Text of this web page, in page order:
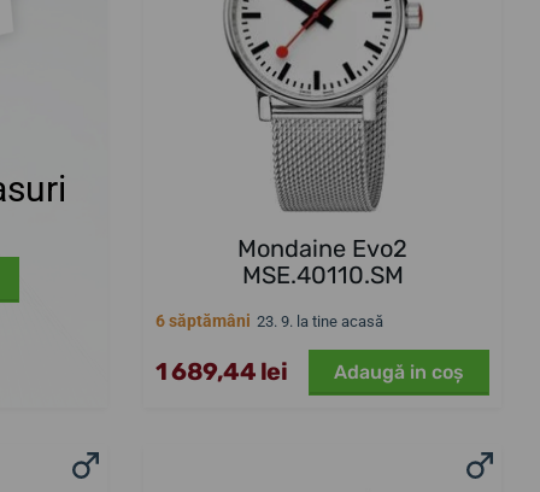
Mondaine Evo2
MSE.40110.SM
6 săptămâni 23. 9. la tine acasă
1 689,44 lei Adaugă in coş